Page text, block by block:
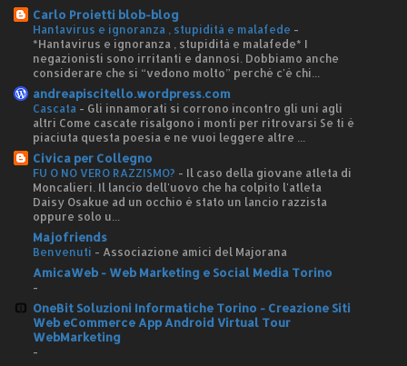
Carlo Proietti blob-blog
Hantavirus e ignoranza , stupidità e malafede -
*Hantavirus e ignoranza , stupidità e malafede* I
negazionisti sono irritanti e dannosi. Dobbiamo anche
considerare che si “vedono molto” perché c'è chi...
andreapiscitello.wordpress.com
Cascata - Gli innamorati si corrono incontro gli uni agli
altri Come cascate risalgono i monti per ritrovarsi Se ti è
piaciuta questa poesia e ne vuoi leggere altre ...
Civica per Collegno
FU O NO VERO RAZZISMO? - Il caso della giovane atleta di
Moncalieri. Il lancio dell'uovo che ha colpito l'atleta
Daisy Osakue ad un occhio è stato un lancio razzista
oppure solo u...
Majofriends
Benvenuti - Associazione amici del Majorana
AmicaWeb - Web Marketing e Social Media Torino
-
OneBit Soluzioni Informatiche Torino - Creazione Siti
Web eCommerce App Android Virtual Tour
WebMarketing
-